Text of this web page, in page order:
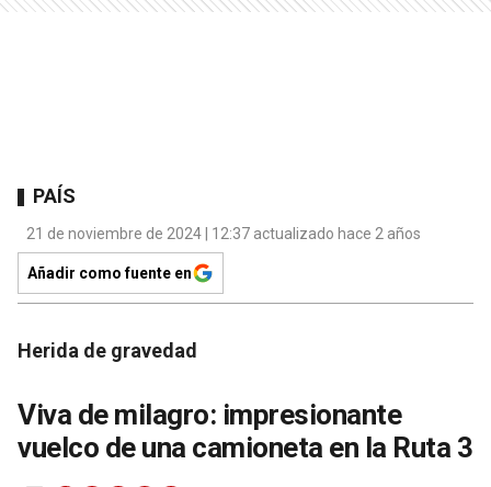
PAÍS
21 de noviembre de 2024 | 12:37 actualizado hace 2 años
Añadir como fuente en
Herida de gravedad
Viva de milagro: impresionante
vuelco de una camioneta en la Ruta 3